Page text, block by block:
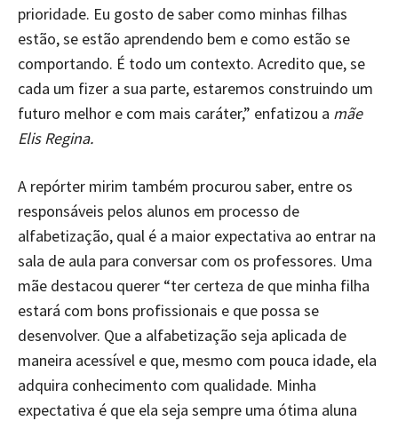
prioridade. Eu gosto de saber como minhas filhas
estão, se estão aprendendo bem e como estão se
comportando. É todo um contexto. Acredito que, se
cada um fizer a sua parte, estaremos construindo um
futuro melhor e com mais caráter,” enfatizou a mãe
Elis Regina.
A repórter mirim também procurou saber, entre os
responsáveis pelos alunos em processo de
alfabetização, qual é a maior expectativa ao entrar na
sala de aula para conversar com os professores. Uma
mãe destacou querer “ter certeza de que minha filha
estará com bons profissionais e que possa se
desenvolver. Que a alfabetização seja aplicada de
maneira acessível e que, mesmo com pouca idade, ela
adquira conhecimento com qualidade. Minha
expectativa é que ela seja sempre uma ótima aluna